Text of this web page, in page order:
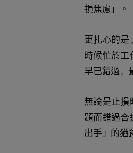
損焦慮」。
更扎心的是
時候忙於工
早已錯過，
無論是止損
題而錯過合
出手」的猶